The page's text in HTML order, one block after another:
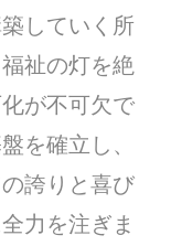
していく所
祉の灯を絶
が不可欠で
を確立し、
誇りと喜び
力を注ぎま